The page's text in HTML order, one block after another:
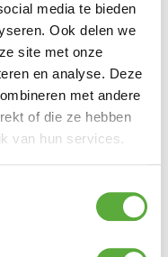
media te bieden
Ook delen we
site met onze
en analyse. Deze
met andere
of die ze hebben
van hun services.
Shops